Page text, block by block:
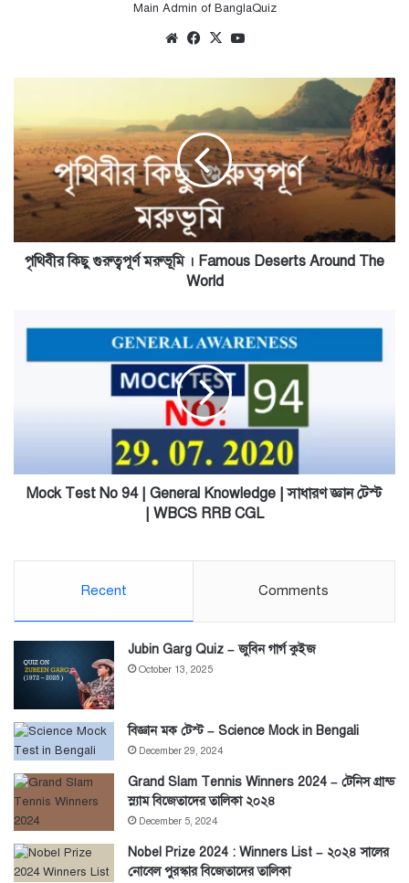
Main Admin of BanglaQuiz
WebsiteFacebook
X
গুরুত্বপূর্ণ
মরুভূমি
।
Famous
Deserts
Around
The
World
পৃথিবীর কিছু গুরুত্বপূর্ণ মরুভূমি । Famous Deserts Around The
World
No
সাধারণ
জ্ঞানMock Test No 94 | General Knowledge | সাধারণ জ্ঞান টেস্ট
| WBCS RRB CGL
Recent Comments
Jubin Garg Quiz – জুবিন গার্গ কুইজ
October 13, 2025
বিজ্ঞান মক টেস্ট – Science Mock in Bengali
December 29, 2024
Grand Slam Tennis Winners 2024 – টেনিস গ্রান্ড
স্ল্যাম বিজেতাদের তালিকা ২০২৪
December 5, 2024
Nobel Prize 2024 : Winners List – ২০২৪ সালের
নোবেল পুরস্কার বিজেতাদের তালিকা